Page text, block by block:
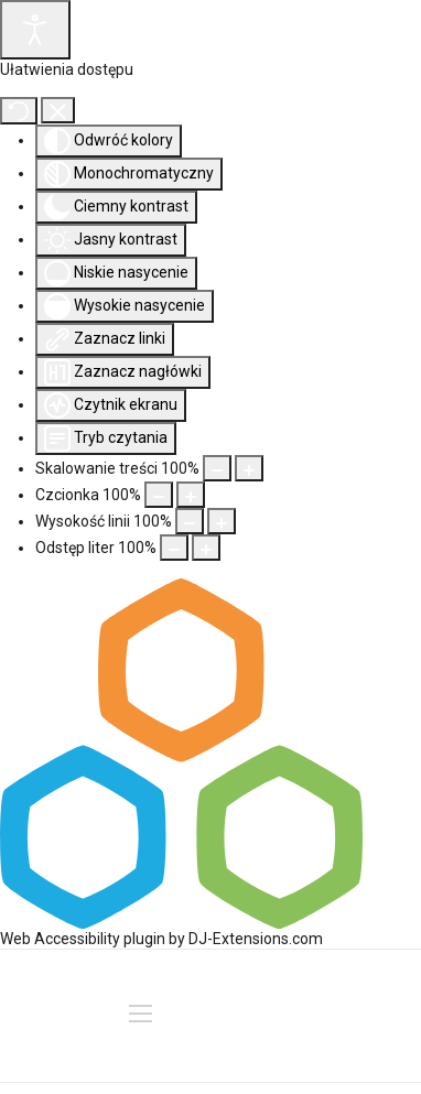
Ułatwienia dostępu
Odwróć kolory
Monochromatyczny
Ciemny kontrast
Jasny kontrast
Niskie nasycenie
Wysokie nasycenie
Zaznacz linki
Zaznacz nagłówki
Czytnik ekranu
Tryb czytania
Skalowanie treści 100%
Czcionka 100%
Wysokość linii 100%
Odstęp liter 100%
Web Accessibility plugin by DJ-Extensions.com